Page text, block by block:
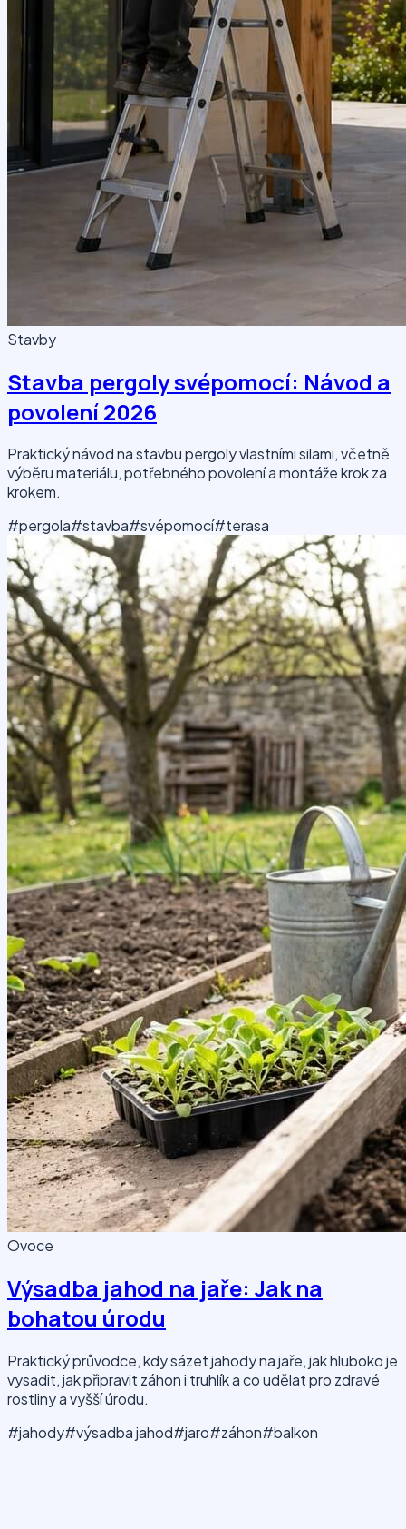
Stavby
Stavba pergoly svépomocí: Návod a
povolení 2026
Praktický návod na stavbu pergoly vlastními silami, včetně
výběru materiálu, potřebného povolení a montáže krok za
krokem.
#pergola#stavba#svépomocí#terasa
Ovoce
Výsadba jahod na jaře: Jak na
bohatou úrodu
Praktický průvodce, kdy sázet jahody na jaře, jak hluboko je
vysadit, jak připravit záhon i truhlík a co udělat pro zdravé
rostliny a vyšší úrodu.
#jahody#výsadba jahod#jaro#záhon#balkon